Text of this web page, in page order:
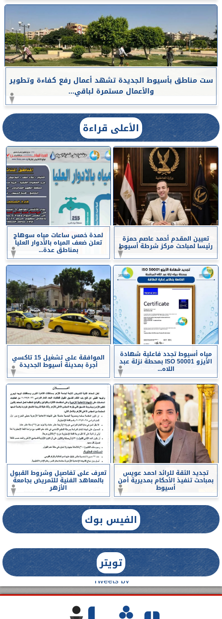
ست مناطق بأسيوط الجديدة تشهد أعمال رفع كفاءة وتطوير
والأعمال مستمرة لباقي...
الأعلى قراءة
تعيين المقدم أحمد عاصم حمزة
رئيسا لمباحث مركز شرطة أسيوط
لمدة خمس ساعات مياه سوهاج
تعلن ضعف المياه بالأدوار العليا
بمناطق عدة...
مياه أسيوط تجدد فاعلية شهادة
الأيزو ISO 50001 بمحطة نزلة عبد
اللاه...
الموافقة على تشغيل 15 تاكسي
أجرة بمدينة أسيوط الجديدة
تجديد الثقة للرائد احمد عويس
بمباحث تنفيذ الأحكام بمديرية أمن
أسيوط
تعرف على تفاصيل وشروط القبول
بالمعاهد الفنية للتمريض بجامعة
الأزهر
الفيس بوك
تويتر
Tweets by